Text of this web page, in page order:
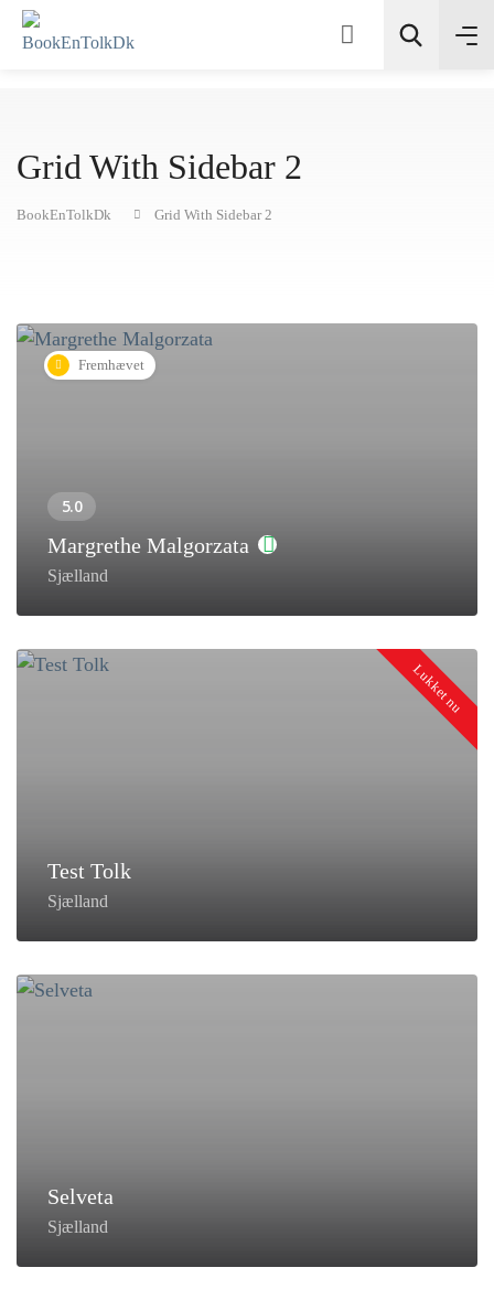
Søg
Grid With Sidebar 2
BookEnTolkDk Grid With Sidebar 2
Fremhævet
Margrethe Malgorzata
Sjælland
Lukket nu
Test Tolk
Sjælland
Selveta
Sjælland